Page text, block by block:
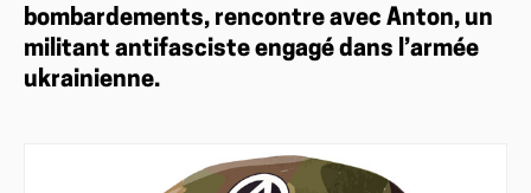
bombardements, rencontre avec Anton, un
militant antifasciste engagé dans l’armée
ukrainienne.